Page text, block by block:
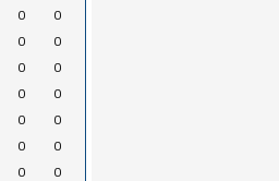
0
0
0
0
0
0
0
0
0
0
0
0
0 0